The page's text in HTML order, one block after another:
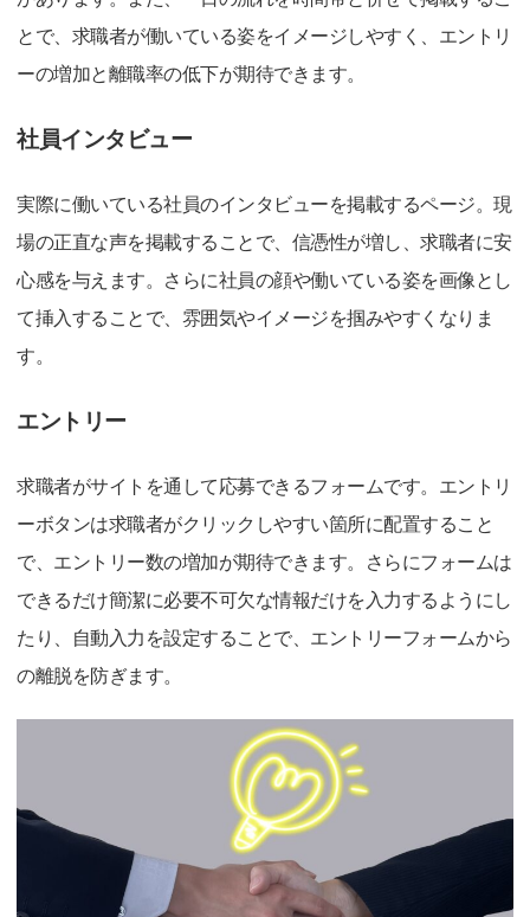
とで、求職者が働いている姿をイメージしやすく、エントリ
ーの増加と離職率の低下が期待できます。
社員インタビュー
実際に働いている社員のインタビューを掲載するページ。現
場の正直な声を掲載することで、信憑性が増し、求職者に安
心感を与えます。さらに社員の顔や働いている姿を画像とし
て挿入することで、雰囲気やイメージを掴みやすくなりま
す。
エントリー
求職者がサイトを通して応募できるフォームです。エントリ
ーボタンは求職者がクリックしやすい箇所に配置すること
で、エントリー数の増加が期待できます。さらにフォームは
できるだけ簡潔に必要不可欠な情報だけを入力するようにし
たり、自動入力を設定することで、エントリーフォームから
の離脱を防ぎます。